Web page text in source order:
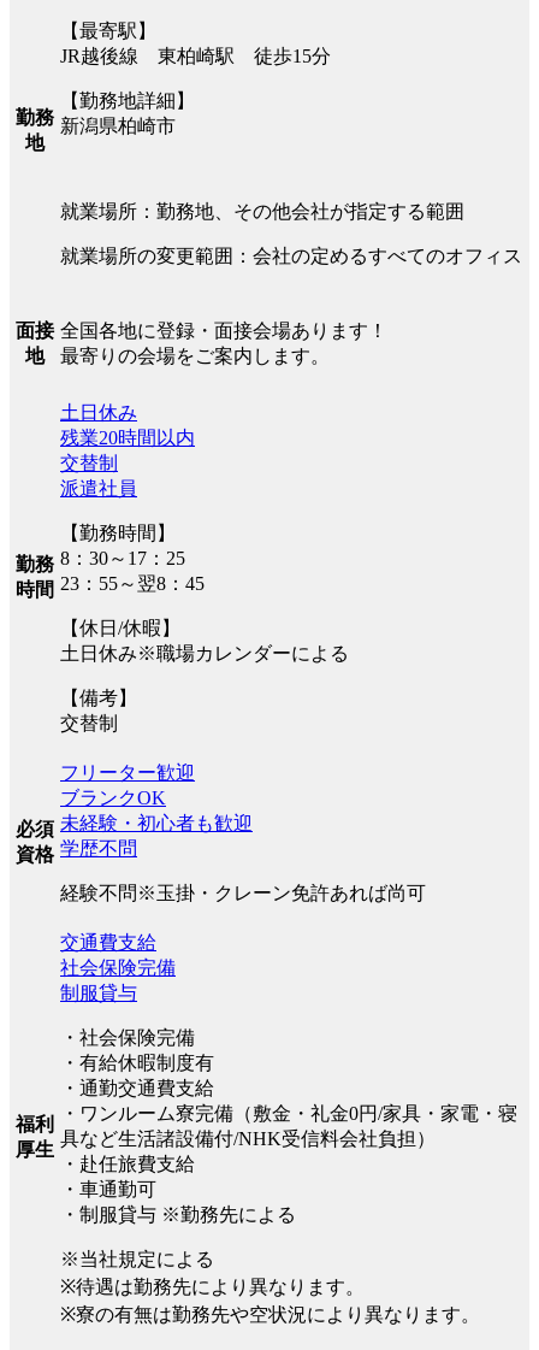
勤務
地
【最寄駅】
JR越後線 東柏崎駅 徒歩15分
【勤務地詳細】
新潟県柏崎市
就業場所：勤務地、その他会社が指定する範囲
就業場所の変更範囲：会社の定めるすべてのオフィス
面接
地
全国各地に登録・面接会場あります！
最寄りの会場をご案内します。
勤務
時間
土日休み
残業20時間以内
交替制
派遣社員
【勤務時間】
8：30～17：25
23：55～翌8：45
【休日/休暇】
土日休み※職場カレンダーによる
【備考】
交替制
必須
資格
フリーター歓迎
ブランクOK
未経験・初心者も歓迎
学歴不問
経験不問※玉掛・クレーン免許あれば尚可
福利
厚生
交通費支給
社会保険完備
制服貸与
・社会保険完備
・有給休暇制度有
・通勤交通費支給
・ワンルーム寮完備（敷金・礼金0円/家具・家電・寝
具など生活諸設備付/NHK受信料会社負担）
・赴任旅費支給
・車通勤可
・制服貸与 ※勤務先による
※当社規定による
※待遇は勤務先により異なります。
※寮の有無は勤務先や空状況により異なります。